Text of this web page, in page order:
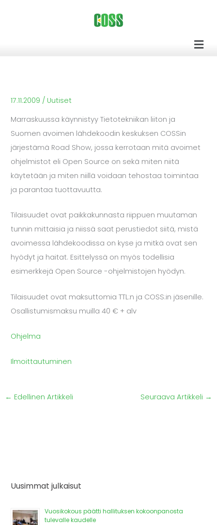
17.11.2009 / Uutiset
Marraskuussa käynnistyy Tietotekniikan liiton ja
Suomen avoimen lähdekoodin keskuksen COSSin
järjestämä Road Show, jossa kerrotaan mitä avoimet
ohjelmistot eli Open Source on sekä miten niitä
käytetään ja miten niillä voidaan tehostaa toimintaa
ja parantaa tuottavuutta.
Tilaisuudet ovat paikkakunnasta riippuen muutaman
tunnin mittaisia ja niissä saat perustiedot siitä, mistä
avoimessa lähdekoodissa on kyse ja mitkä ovat sen
hyödyt ja haitat. Esittelyssä on myös todellisia
esimerkkejä Open Source -ohjelmistojen hyödyn.
Tilaisuudet ovat maksuttomia TTL:n ja COSS:in jäsenille.
Osallistumismaksu muilla 40 € + alv
Ohjelma
Ilmoittautuminen
← Edellinen Artikkeli Seuraava Artikkeli →
Uusimmat julkaisut
Vuosikokous päätti hallituksen kokoonpanosta
tulevalle kaudelle